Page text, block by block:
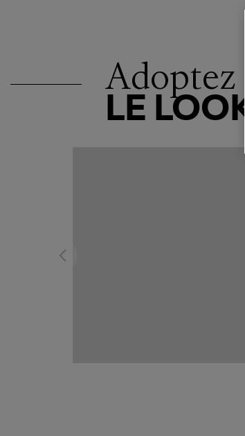
Adoptez
LE LOOK